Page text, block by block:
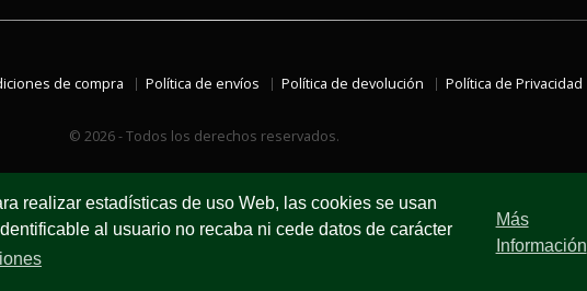
realizar estadísticas de uso Web, las cookies se usan
al usuario no recaba ni cede datos de carácter
Más
Información
de compra Política de envíos Política de devolución Política de Privacidad
© 2026 - Todos los derechos reservados.